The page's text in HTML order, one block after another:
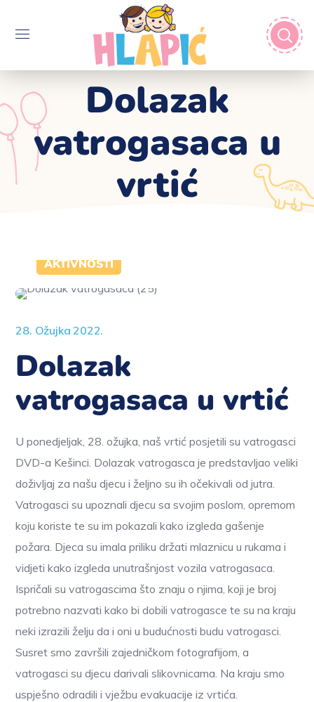
Dolazak
vatrogasaca u
vrtić
AKTIVNOSTI
28. Ožujka 2022.
Dolazak
vatrogasaca u vrtić
U ponedjeljak, 28. ožujka, naš vrtić posjetili su vatrogasci
DVD-a Kešinci. Dolazak vatrogasca je predstavljao veliki
doživljaj za našu djecu i željno su ih očekivali od jutra.
Vatrogasci su upoznali djecu sa svojim poslom, opremom
koju koriste te su im pokazali kako izgleda gašenje
požara. Djeca su imala priliku držati mlaznicu u rukama i
vidjeti kako izgleda unutrašnjost vozila vatrogasaca.
Ispričali su vatrogascima što znaju o njima, koji je broj
potrebno nazvati kako bi dobili vatrogasce te su na kraju
neki izrazili želju da i oni u budućnosti budu vatrogasci.
Susret smo završili zajedničkom fotografijom, a
vatrogasci su djecu darivali slikovnicama. Na kraju smo
uspješno odradili i vježbu evakuacije iz vrtića.